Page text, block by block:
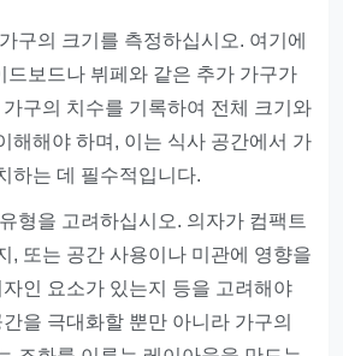
구의 크기를 측정하십시오. 여기에
드보드나 뷔페와 같은 추가 가구가
구의 치수를 기록하여 전체 크기와
해해야 하며, 이는 식사 공간에서 가
하는 데 필수적입니다.
형을 고려하십시오. 의자가 컴팩트
, 또는 공간 사용이나 미관에 영향을
인 요소가 있는지 등을 고려해야
을 극대화할 뿐만 아니라 가구의